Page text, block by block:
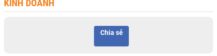
KINH DOANH
Chia sẻ